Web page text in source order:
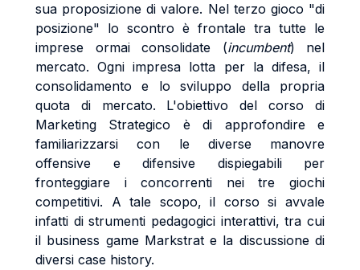
sua proposizione di valore. Nel terzo gioco "di
posizione" lo scontro è frontale tra tutte le
imprese ormai consolidate (incumbent) nel
mercato. Ogni impresa lotta per la difesa, il
consolidamento e lo sviluppo della propria
quota di mercato. L'obiettivo del corso di
Marketing Strategico è di approfondire e
familiarizzarsi con le diverse manovre
offensive e difensive dispiegabili per
fronteggiare i concorrenti nei tre giochi
competitivi. A tale scopo, il corso si avvale
infatti di strumenti pedagogici interattivi, tra cui
il business game Markstrat e la discussione di
diversi case history.